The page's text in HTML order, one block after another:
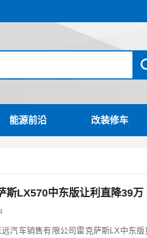
能源前沿 改装修车
斯LX570中东版让利直降39万
车销售有限公司雷克萨斯LX中东版